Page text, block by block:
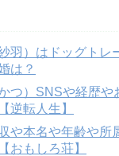
羽）はドッグトレ
は？
つ）SNSや経歴や
逆転人生】
や本名や年齢や所
おもしろ荘】